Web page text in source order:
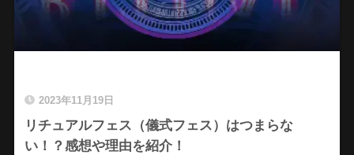
2023年11月19日
リチュアルフェス（儀式フェス）はつまらな
い！？感想や理由を紹介！